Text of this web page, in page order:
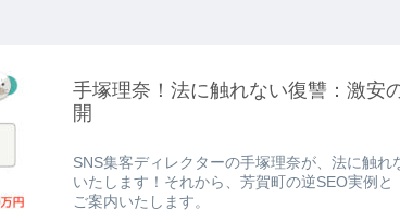
手塚理奈！法に触れない復讐：激安
開
SNS集客ディレクターの手塚理奈が、法に触れ
いたします！それから、芳賀町の逆SEO実例と
ご案内いたします。